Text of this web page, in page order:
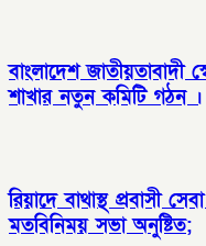
বাংলাদেশ জাতীয়তাবাদী
শাখার নতুন কমিটি গঠন ।
রিয়াদে বাথাস্থ প্রবাসী
মতবিনিময় সভা অনুষ্টিত;